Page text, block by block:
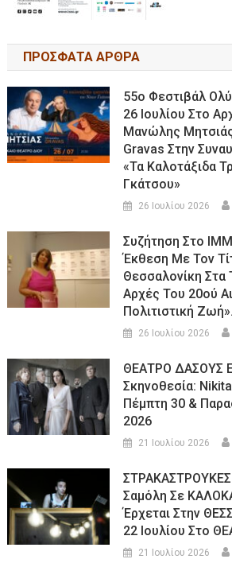
ΠΡΟΣΦΑΤΑ ΑΡΘΡΑ
55ο Φεστιβάλ
26 Ιουλίου Στο
Μανώλης
Gravas Στην
«τα Καλοτάξιδα
Γκάτσου»
26 Ιουλίου 2026
Συζήτηση Στο
Έκθεση Με Τον
Θεσσαλονίκη Στα
Αρχές Του 20ού
Πολιτιστική
26 Ιουλίου 2026
ΘΕΑΤΡΟ ΔΑΣΟΥΣ
Σκηνοθεσία:
Πέμπτη 30 &
2026
21 Ιουλίου 2026
Σαμόλη Σε
Έρχεται Στην
22 Ιουλίου Στο
21 Ιουλίου 2026